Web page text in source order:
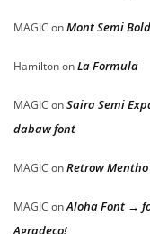
MAGIC onMont Semi
HamiltononLa Formula
MAGIC onSaira Semi
dabaw font
MAGIC onRetrow
MAGIC onAloha Font →
Agradeço!